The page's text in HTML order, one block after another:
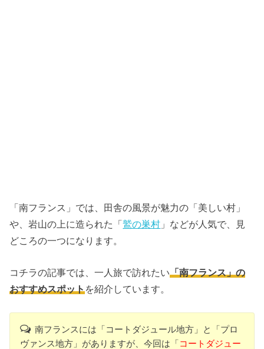
「南フランス」では、田舎の風景が魅力の「美しい村」
や、岩山の上に造られた「鷲の巣村 」などが人気で、見
どころの一つになります。
コチラの記事では、一人旅で訪れたい「南フランス」の
おすすめスポットを紹介しています。
南フランスには「コートダジュール地方」と「プロ
ヴァンス地方」がありますが、今回は「コートダジュー